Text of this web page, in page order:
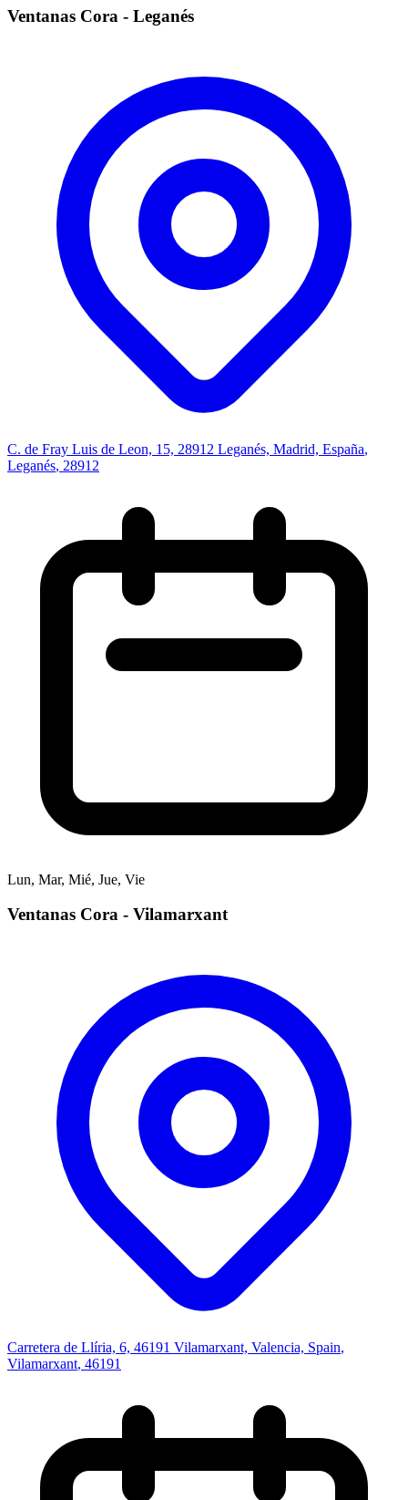
Ventanas Cora - Leganés
C. de Fray Luis de Leon, 15, 28912 Leganés, Madrid, España,
Leganés, 28912
Lun, Mar, Mié, Jue, Vie
Ventanas Cora - Vilamarxant
Carretera de Llíria, 6, 46191 Vilamarxant, Valencia, Spain,
Vilamarxant, 46191